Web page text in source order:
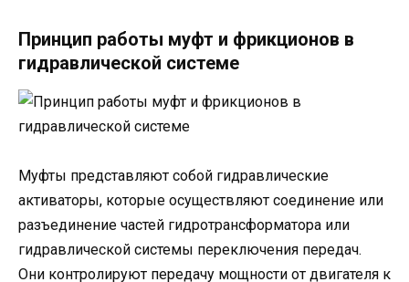
Принцип работы муфт и фрикционов в
гидравлической системе
Муфты представляют собой гидравлические
активаторы, которые осуществляют соединение или
разъединение частей гидротрансформатора или
гидравлической системы переключения передач.
Они контролируют передачу мощности от двигателя к